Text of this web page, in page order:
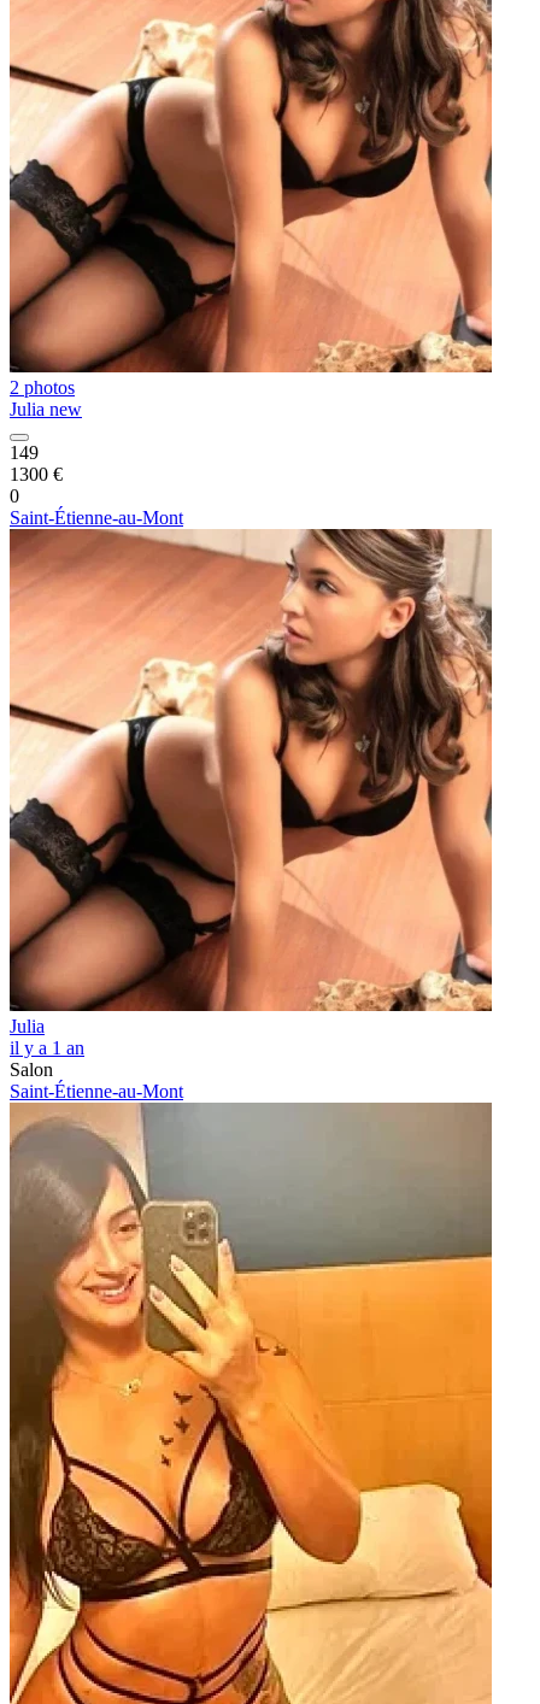
2 photos
Julia new
149
1300 €
0
Saint-Étienne-au-Mont
Julia
il y a 1 an
Salon
Saint-Étienne-au-Mont